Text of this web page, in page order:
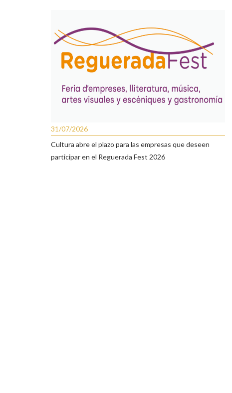
31/07/2026
Cultura abre el plazo para las empresas que deseen
participar en el Reguerada Fest 2026